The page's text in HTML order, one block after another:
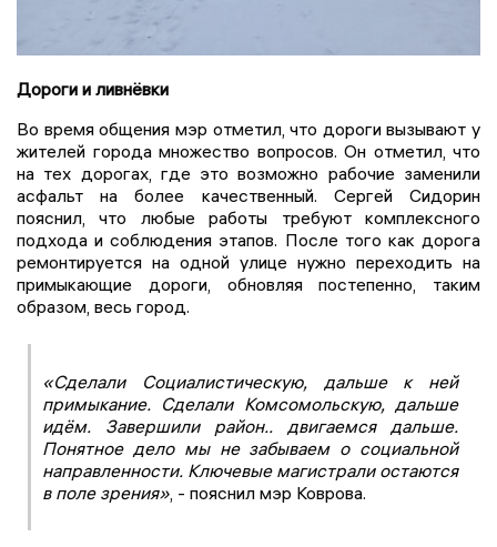
Дороги и ливнёвки
Во время общения мэр отметил, что дороги вызывают у
жителей города множество вопросов. Он отметил, что
на тех дорогах, где это возможно рабочие заменили
асфальт на более качественный. Сергей Сидорин
пояснил, что любые работы требуют комплексного
подхода и соблюдения этапов. После того как дорога
ремонтируется на одной улице нужно переходить на
примыкающие дороги, обновляя постепенно, таким
образом, весь город.
«Сделали Социалистическую, дальше к ней
примыкание. Сделали Комсомольскую, дальше
идём. Завершили район.. двигаемся дальше.
Понятное дело мы не забываем о социальной
направленности. Ключевые магистрали остаются
в поле зрения» , - пояснил мэр Коврова.